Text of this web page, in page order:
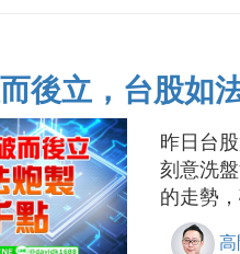
後立，台股如
昨日台
刻意洗
的走勢
高